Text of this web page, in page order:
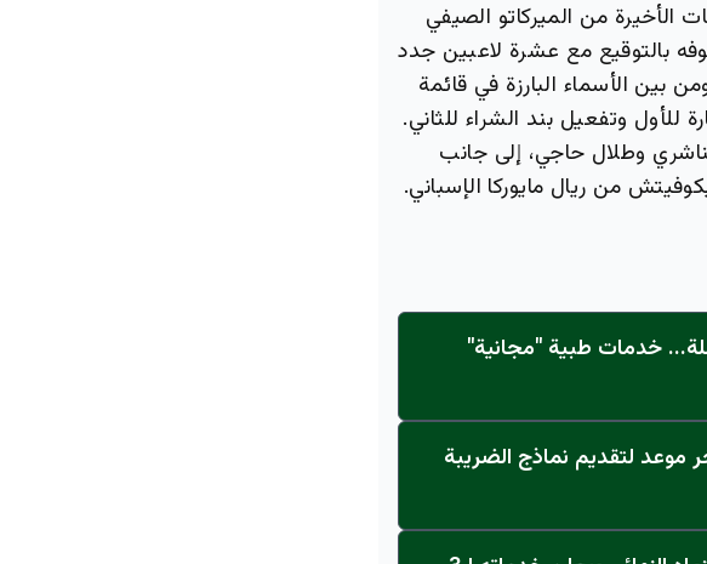
الأخيرة من الميركاتو الصيفي
صفوفه بالتوقيع مع عشرة لاعبين جدد
بين الأسماء البارزة في قائمة
وتفعيل بند الشراء للثاني.
وطلال حاجي، إلى جانب
من ريال مايوركا الإسباني.
خدمات طبية "مجانية"
موعد لتقديم نماذج الضريبة